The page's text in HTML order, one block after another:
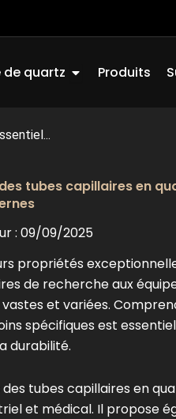
de quartz Ouvrir Quartz
Produits
tubes capillaires en
: 09/09/2025
propriétés
de recherche aux
et variées.
spécifiques est
durabilité.
tubes capillaires en
et médical. Il propose